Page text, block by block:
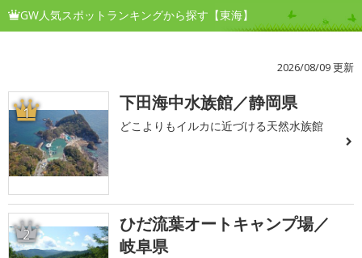
GW人気スポットランキングから探す【東海】
2026/08/09 更新
1 下田海中水族館／静岡県
どこよりもイルカに近づける天然水族館
2
ひだ流葉オートキャンプ場／
岐阜県